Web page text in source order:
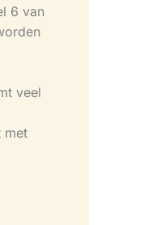
6 van
veel
met